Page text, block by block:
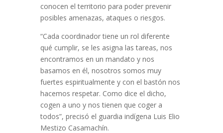
conocen el territorio para poder prevenir
posibles amenazas, ataques o riesgos.
“Cada coordinador tiene un rol diferente
qué cumplir, se les asigna las tareas, nos
encontramos en un mandato y nos
basamos en él, nosotros somos muy
fuertes espiritualmente y con el bastón nos
hacemos respetar. Como dice el dicho,
cogen a uno y nos tienen que coger a
todos”, precisó el guardia indígena Luis Elio
Mestizo Casamachín.